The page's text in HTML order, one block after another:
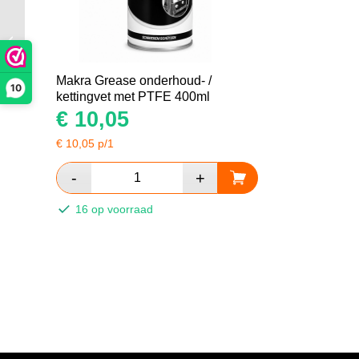
10
Makra Grease onderhoud- /
kettingvet met PTFE 400ml
€ 10,05
€ 10,05 p/1
16 op voorraad
M10x35 kl.10.9 blank